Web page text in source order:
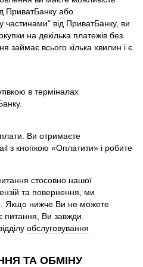
ПриватБанку або
від ПриватБанку, ви
на декілька платежів без
всього кілька хвилин і є
в терміналах
Ви отримаєте
з кнопкою «Оплатити» і робите
стосовно нашої
та повернення, ми
Якщо нижче Ви не можете
питання, Ви завжди
обслуговування
ТА ОБМІНУ